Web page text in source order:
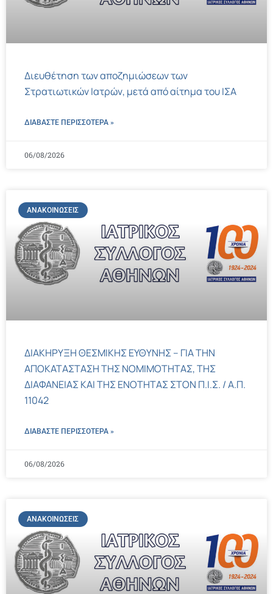
Διευθέτηση των αποζημιώσεων των
Στρατιωτικών Ιατρών, μετά από αίτημα του ΙΣΑ
ΔΙΑΒΑΣΤΕ ΠΕΡΙΣΣΌΤΕΡΑ »
06/08/2026
ΑΝΑΚΟΙΝΏΣΕΙΣ
ΔΙΑΚΗΡΥΞΗ ΘΕΣΜΙΚΗΣ ΕΥΘΥΝΗΣ – ΓΙΑ ΤΗΝ
ΑΠΟΚΑΤΑΣΤΑΣΗ ΤΗΣ ΝΟΜΙΜΟΤΗΤΑΣ, ΤΗΣ
ΔΙΑΦΑΝΕΙΑΣ ΚΑΙ ΤΗΣ ΕΝΟΤΗΤΑΣ ΣΤΟΝ Π.Ι.Σ. / Α.Π.
11042
ΔΙΑΒΑΣΤΕ ΠΕΡΙΣΣΌΤΕΡΑ »
06/08/2026
ΑΝΑΚΟΙΝΏΣΕΙΣ